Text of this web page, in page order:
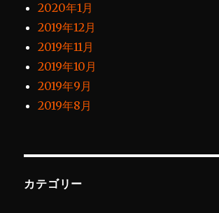
2020年1月
2019年12月
2019年11月
2019年10月
2019年9月
2019年8月
カテゴリー